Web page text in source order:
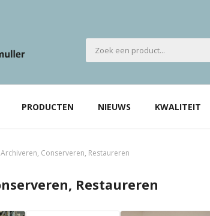
PRODUCTEN NIEUWS KWALITEIT
Archiveren, Conserveren, Restaureren
Restaureren